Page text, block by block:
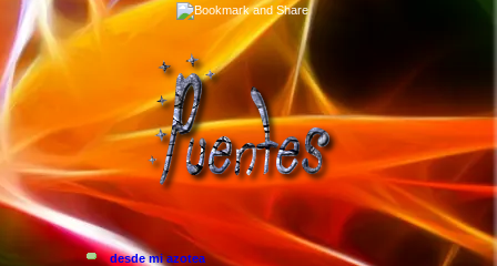
desde mi azotea